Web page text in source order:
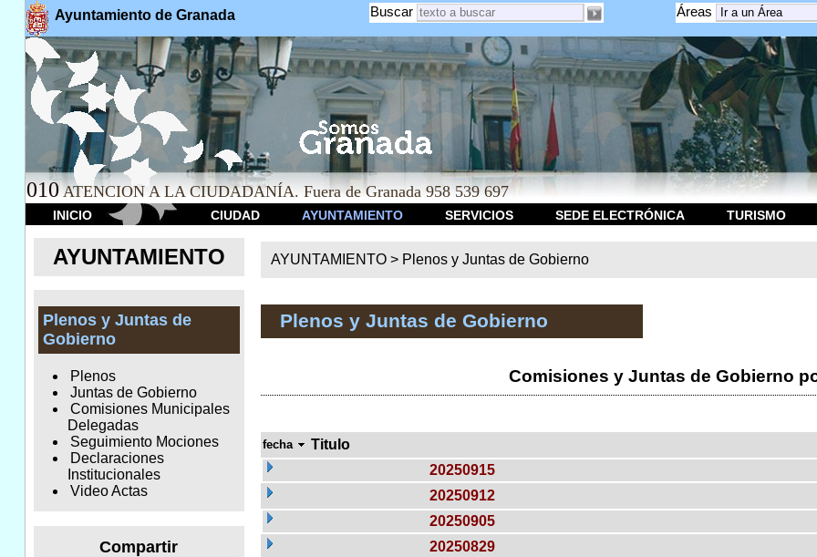
Ayuntamiento de Granada Áreas
Buscar
010 ATENCION A LA CIUDADANÍA. Fuera de Granada 958 539 697
INICIO CIUDAD AYUNTAMIENTO SERVICIOS SEDE ELECTRÓNICA TURISMO
AYUNTAMIENTO
Plenos y Juntas de
Gobierno
Plenos
Juntas de Gobierno
Comisiones Municipales
Delegadas
Seguimiento Mociones
Declaraciones
Institucionales
Video Actas
Compartir
AYUNTAMIENTO > Plenos y Juntas de Gobierno
Plenos y Juntas de Gobierno
Comisiones y Juntas de Gobierno
fecha Titulo
20250915
20250912
20250905
20250829